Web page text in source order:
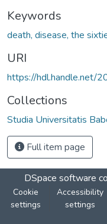
Keywords
death, disease, the
URI
https://hdl.handle.net/
Collections
Studia Universitatis
Full item page
DSpace software
Cookie
settings
Accessibility
settings